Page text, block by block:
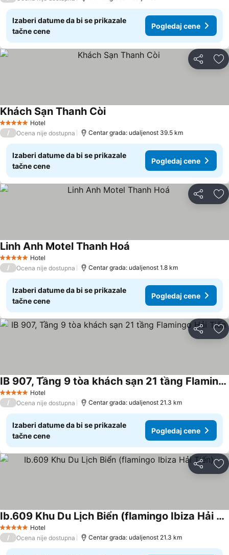
Izaberi datume da bi se prikazale
tačne cene
Pogledaj cene
Deli
5 ZvezdiceHotel
Khách Sạn Thanh CòiPogledaj cene
/ Ocena nije dostupna Centar grada: udaljenost 39.5 km
Izaberi datume da bi se prikazale
tačne cene
Pogledaj cene
Deli
5 ZvezdiceHotel
Linh Anh Motel Thanh Hoá
/ Ocena nije dostupna Centar grada: udaljenost 1.8 km
Izaberi datume da bi se prikazale
tačne cene
Pogledaj cene
Deli
5 ZvezdiceHotel
IB 907, Tầng 9 tòa khách sạn 21 tầng Flamingo Hải Tiến
Pogledaj cene
/ Ocena nije dostupna Centar grada: udaljenost 21.3 km
Izaberi datume da bi se prikazale
tačne cene
Pogledaj cene
Deli
5 ZvezdiceHotel
Ib.609 Khu Du Lịch Biển (flamingo Ibiza Hải Tiến)
Pogledaj cene
/ Ocena nije dostupna Centar grada: udaljenost 21.3 km